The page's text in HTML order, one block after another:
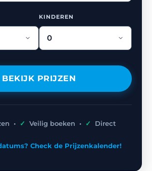
KINDEREN
BEKIJK PRIJZEN
• ✓ Veilig boeken • ✓
Direct
Check de Prijzenkalender!